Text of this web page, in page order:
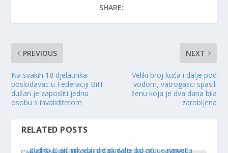
SHARE:
PREVIOUS
Na svakih 18 djelatnika
poslodavac u Federaciji BiH
dužan je zaposliti jednu
osobu s invaliditetom
NEXT
Veliki broj kuća i dalje pod
vodom, vatrogasci spasili
ženu koja je dva dana bila
zarobljena
RELATED POSTS